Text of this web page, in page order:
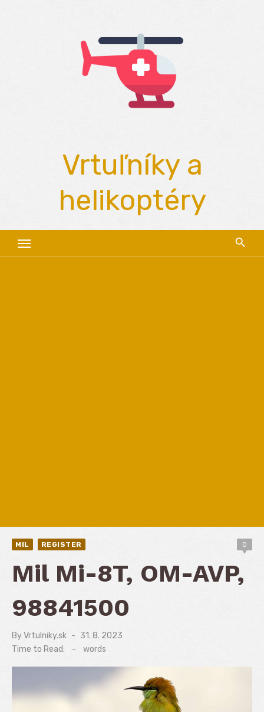
Vrtuľníky a
helikoptéry
MIL REGISTER 0
Mil Mi-8T, OM-AVP,
98841500
ByVrtulniky.sk
Posted
on
31. 8. 2023
Time to Read:
- words